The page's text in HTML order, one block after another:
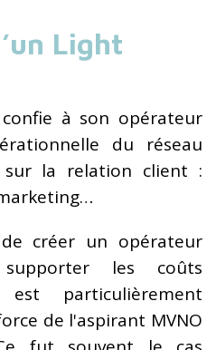
Light
à son opérateur
du réseau
la relation client :
créer un opérateur
les coûts
est particulièrement
de l'aspirant MVNO